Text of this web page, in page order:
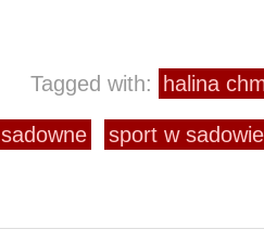
Tagged with: halina
sadowne sport w